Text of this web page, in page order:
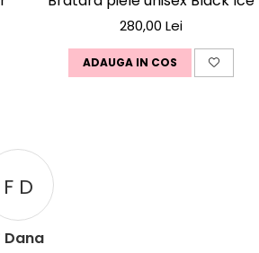
280,00 Lei
ADAUGA IN COS
F D
Dana